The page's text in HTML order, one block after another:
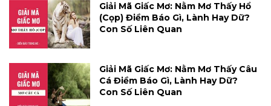
Giải Mã Giấc Mơ: Nằm Mơ Thấy Hổ
(cọp) Điềm Báo Gì, Lành Hay Dữ?
Con Số Liên Quan
Giải Mã Giấc Mơ: Nằm Mơ Thấy Câu
Cá Điềm Báo Gì, Lành Hay Dữ?
Con Số Liên Quan